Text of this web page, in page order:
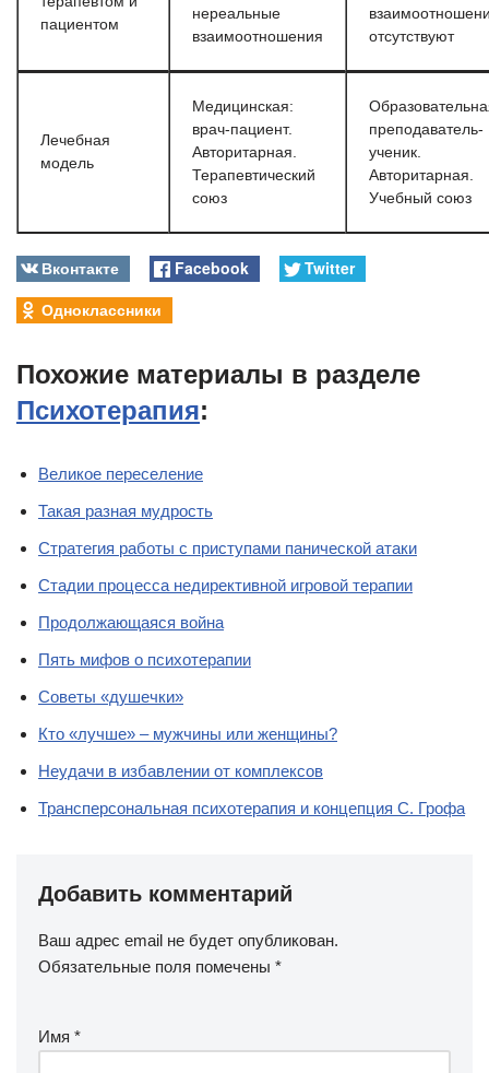
пациентом
нереальные
взаимоотношения
отсутствуют
Лечебная
модель
Медицинская:
врач-пациент.
Авторитарная.
Терапевтический
союз
преподаватель-
ученик.
Авторитарная.
Учебный союз
Вконтакте Facebook
Twitter
Одноклассники
Похожие материалы в разделе
Психотерапия:
Великое переселение
Такая разная мудрость
Стратегия работы с приступами панической атаки
Стадии процесса недирективной игровой терапии
Продолжающаяся война
Пять мифов о психотерапии
Советы «душечки»
Кто «лучше» – мужчины или женщины?
Неудачи в избавлении от комплексов
Трансперсональная психотерапия и концепция С. Грофа
Добавить комментарий
Ваш адрес email не будет опубликован.
Обязательные поля помечены *
Имя *